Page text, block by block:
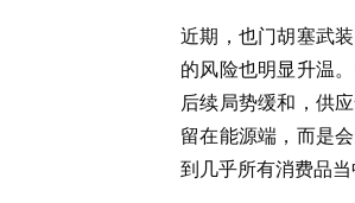
近期，也门胡塞武
的风险也明显升温
后续局势缓和，供
留在能源端，而是
到几乎所有消费品当